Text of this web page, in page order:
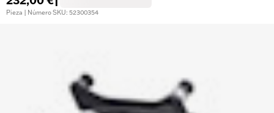
Pieza | Número SKU: 52300354